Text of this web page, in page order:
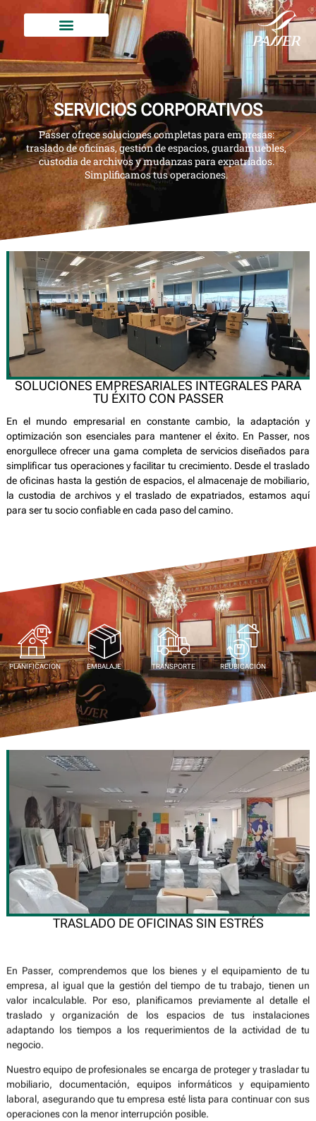
SERVICIOS CORPORATIVOS
Passer ofrece soluciones completas para empresas:
traslado de oficinas, gestión de espacios, guardamuebles,
custodia de archivos y mudanzas para expatriados.
Simplificamos tus operaciones.
SOLUCIONES EMPRESARIALES INTEGRALES PARA
TU ÉXITO CON PASSER
En el mundo empresarial en constante cambio, la adaptación y
optimización son esenciales para mantener el éxito. En Passer, nos
enorgullece ofrecer una gama completa de servicios diseñados para
simplificar tus operaciones y facilitar tu crecimiento. Desde el traslado
de oficinas hasta la gestión de espacios, el almacenaje de mobiliario,
la custodia de archivos y el traslado de expatriados, estamos aquí
para ser tu socio confiable en cada paso del camino.
PLANIFICACION EMBALAJE TRANSPORTE REUBICACIÓN
TRASLADO DE OFICINAS SIN ESTRÉS
valor incalculable. Por eso, planificamos previamente al detalle el
traslado y organización de los espacios de tus instalaciones
adaptando los tiempos a los requerimientos de la actividad de tu
negocio.
Nuestro equipo de profesionales se encarga de proteger y trasladar tu
laboral, asegurando que tu empresa esté lista para continuar con sus
operaciones con la menor interrupción posible.
Además, hemos creado un espacio de almacenamiento vigilado y